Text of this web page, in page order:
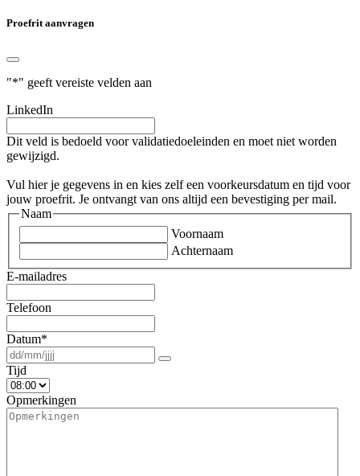
Proefrit aanvragen
"*" geeft vereiste velden aan
LinkedIn
Dit veld is bedoeld voor validatiedoeleinden en moet niet worden
gewijzigd.
Vul hier je gegevens in en kies zelf een voorkeursdatum en tijd voor
jouw proefrit. Je ontvangt van ons altijd een bevestiging per mail.
Naam
Voornaam
Achternaam
E-mailadres
Telefoon
Datum*
Tijd
Opmerkingen